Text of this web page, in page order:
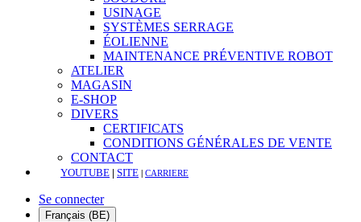
USINAGE
SYSTÈMES SERRAGE
ÉOLIENNE
MAINTENANCE PRÉVENTIVE ROBOT
ATELIER
MAGASIN
E-SHOP
DIVERS
CERTIFICATS
CONDITIONS GÉNÉRALES DE VENTE
CONTACT
YOUTUBE | SITE | CARRIERE
Se connecter
Français (BE)